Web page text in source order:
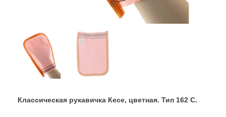
Классическая рукавичка Кесе, цветная. Тип 162 С.